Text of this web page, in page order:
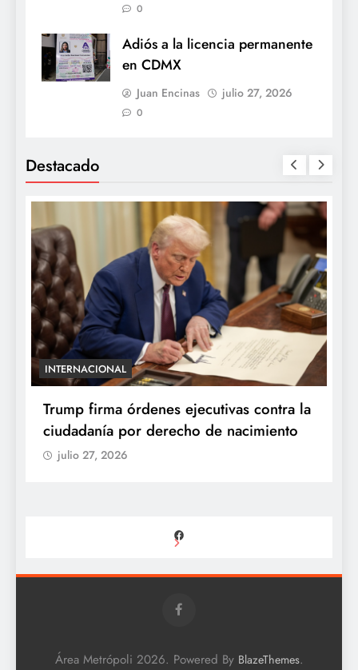
0
Adiós a la licencia permanente
en CDMX
Juan Encinas julio 27, 2026
0
Destacado
INTERNACIONAL
Trump firma órdenes ejecutivas contra la
ciudadanía por derecho de nacimiento
julio 27, 2026
Área Metrópoli 2026. Powered By BlazeThemes.